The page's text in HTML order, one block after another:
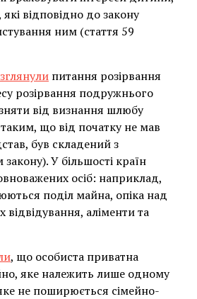
які відповідно до закону
ним (стаття 59
питання розірвання
розірвання подружнього
від визнання шлюбу
що від початку не мав
був складений з
У більшості країн
осіб: наприклад,
поділ майна, опіка над
відвідування, аліменти та
, що особиста приватна
яке належить лише одному
не поширюється сімейно-